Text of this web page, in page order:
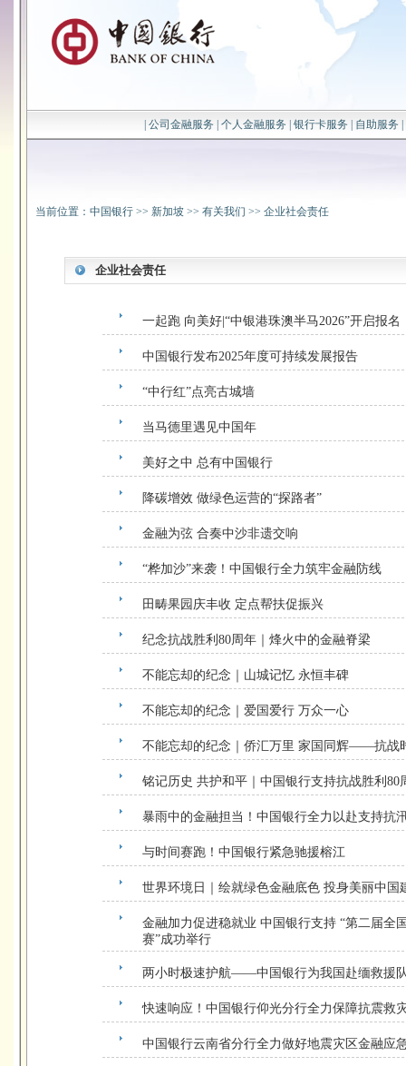
公司金融服务 个人金融服务 银行卡服务 自助服务
当前位置： 中国银行 >> 新加坡 >> 有关我们 >> 企业社会责任
企业社会责任
一起跑 向美好|“中银港珠澳半马2026”开启报名
中国银行发布2025年度可持续发展报告
“中行红”点亮古城墙
当马德里遇见中国年
美好之中 总有中国银行
降碳增效 做绿色运营的“探路者”
金融为弦 合奏中沙非遗交响
“桦加沙”来袭！中国银行全力筑牢金融防线
田畴果园庆丰收 定点帮扶促振兴
纪念抗战胜利80周年｜烽火中的金融脊梁
不能忘却的纪念｜山城记忆 永恒丰碑
不能忘却的纪念｜爱国爱行 万众一心
不能忘却的纪念｜侨汇万里 家国同辉——抗战
铭记历史 共护和平｜中国银行支持抗战胜利80
暴雨中的金融担当！中国银行全力以赴支持抗
与时间赛跑！中国银行紧急驰援榕江
世界环境日｜绘就绿色金融底色 投身美丽中国
金融加力促进稳就业 中国银行支持 “第二届全
赛”成功举行
两小时极速护航——中国银行为我国赴缅救援
快速响应！中国银行仰光分行全力保障抗震救
中国银行云南省分行全力做好地震灾区金融应